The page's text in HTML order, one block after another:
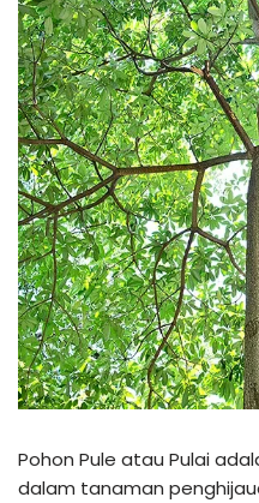
Pohon Pule atau Pulai
dalam tanaman